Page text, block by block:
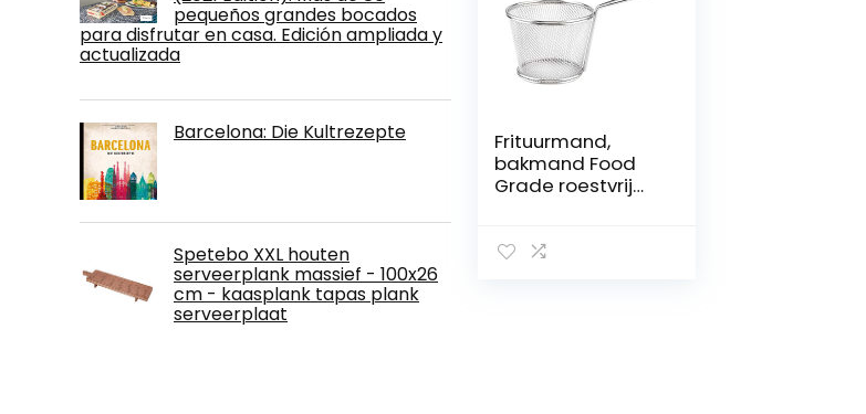
pequeños grandes bocados
para disfrutar en casa. Edición ampliada y
actualizada
Barcelona: Die Kultrezepte
Spetebo XXL houten
serveerplank massief - 100x26
cm - kaasplank tapas plank
serveerplaat
Frituurmand,
bakmand Food
Grade roestvrij
schoon te maken